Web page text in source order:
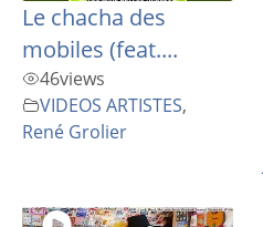
Le chacha des
mobiles (feat....
46views
VIDEOS ARTISTES,
René Grolier